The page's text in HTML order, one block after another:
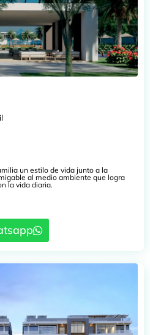
un estilo de vida junto a la
al medio ambiente que logra
la vida diaria.